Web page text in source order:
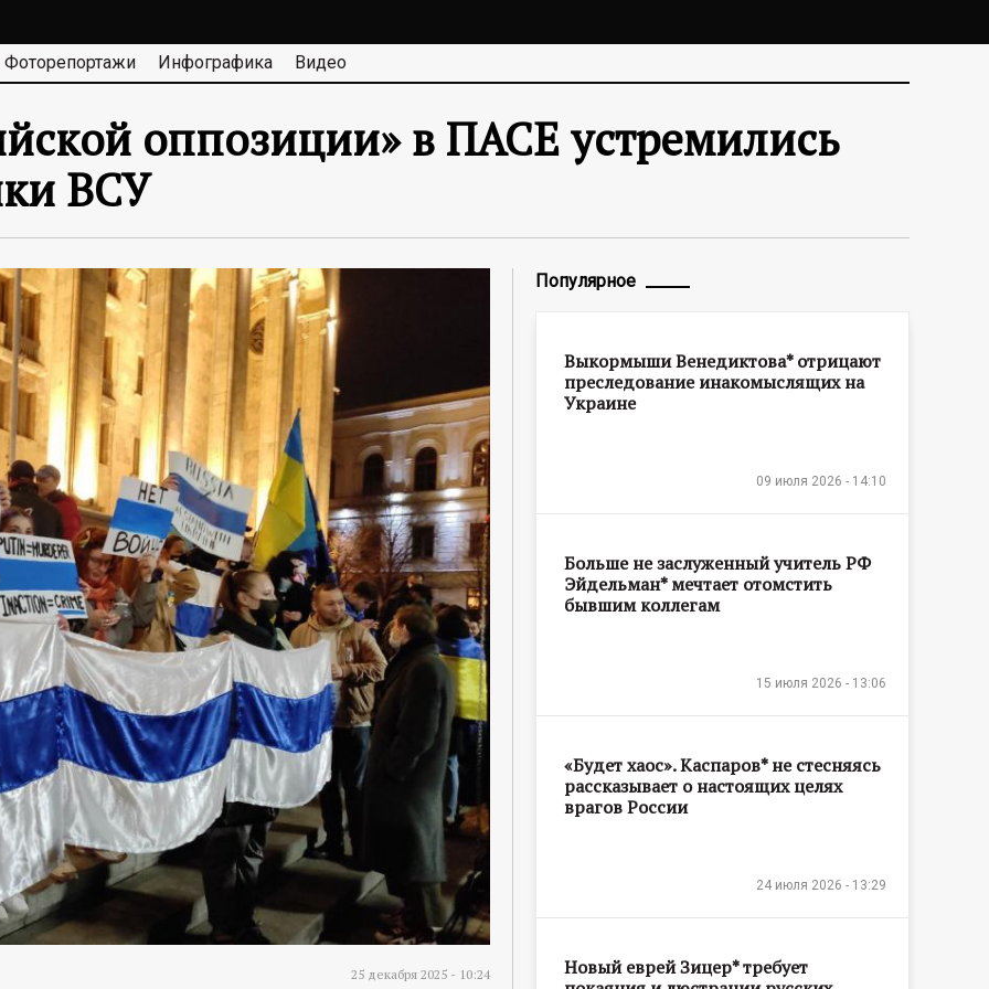
Фоторепортажи Инфографика Видео
оппозиции» в ПАСЕ устремились
ВСУ
25 декабря 2025 - 10:24
Популярное
Выкормыши Венедиктова* отрицают
преследование инакомыслящих на
Украине
09 июля 2026 - 14:10
Больше не заслуженный учитель РФ
Эйдельман* мечтает отомстить
бывшим коллегам
15 июля 2026 - 13:06
«Будет хаос». Каспаров* не стесняясь
рассказывает о настоящих целях
врагов России
24 июля 2026 - 13:29
Новый еврей Зицер* требует